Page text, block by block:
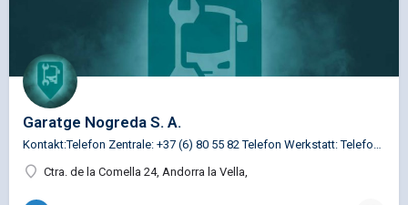
Garatge Nogreda S. A.
Ctra. de la Comella 24, Andorra la Vella,